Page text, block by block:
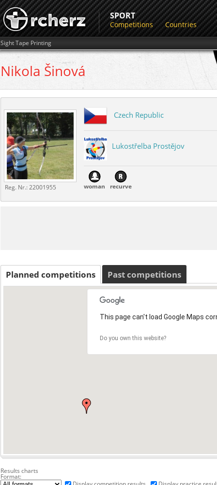
SPORT
Competitions Countries
Sight Tape Printing
Nikola Šinová
Reg. Nr.:22001955
Czech Republic
Lukostřelba Prostějov
woman recurve
Planned competitions Past competitions
This page can't load Google Maps
Do you own this website?
Results charts
Format: